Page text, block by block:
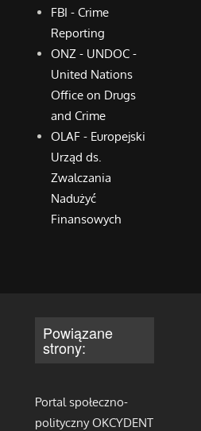
FBI - Crime
Reporting
ONZ - UNDOC -
United Nations
Office on Drugs
and Crime
OLAF - Europejski
Urząd ds.
Zwalczania
Nadużyć
Finansowych
Powiązane
strony:
Portal społeczno-
polityczny OKCYDENT